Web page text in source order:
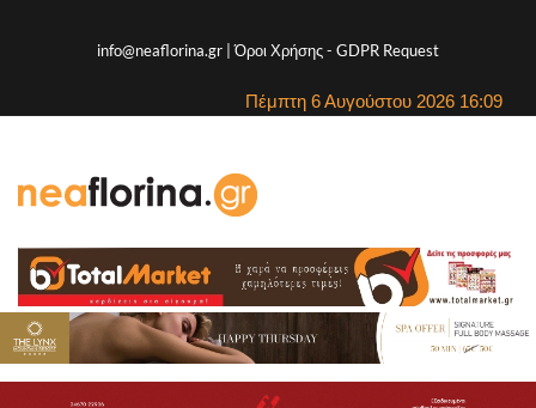
info@neaflorina.gr |Όροι Χρήσης- GDPR Request
Πέμπτη 6 Αυγούστου 2026 16:09